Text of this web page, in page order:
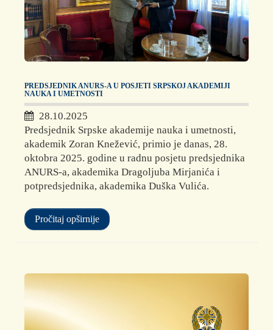
PREDSJEDNIK ANURS-A U POSJETI SRPSKOJ AKADEMIJI
NAUKA I UMETNOSTI
28.10.2025
Predsjednik Srpske akademije nauka i umetnosti,
akademik Zoran Knežević, primio je danas, 28.
oktobra 2025. godine u radnu posjetu predsjednika
ANURS-a, akademika Dragoljuba Mirjanića i
potpredsjednika, akademika Duška Vulića.
Pročitaj opširnije